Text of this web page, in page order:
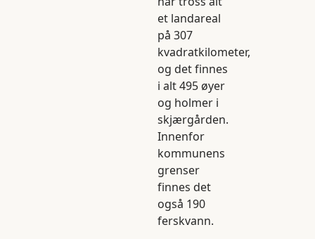
et landareal
på 307
kvadratkilometer,
og det finnes
i alt 495 øyer
og holmer i
skjærgården.
Innenfor
kommunens
grenser
finnes det
også 190
ferskvann.